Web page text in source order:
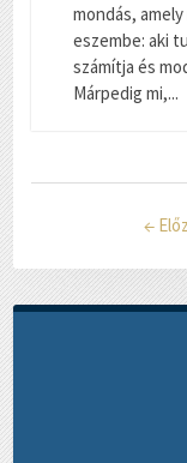
mondás,
eszembe: aki
számítja és
Márpedig mi,...
←